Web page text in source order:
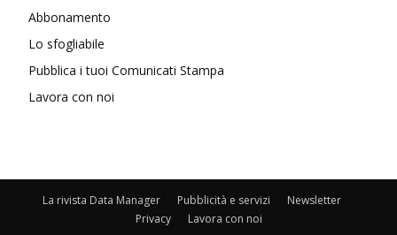
Abbonamento
Lo sfogliabile
Pubblica i tuoi Comunicati Stampa
Lavora con noi
La rivista Data Manager Pubblicità e servizi
Newsletter
Privacy
Lavora con noi